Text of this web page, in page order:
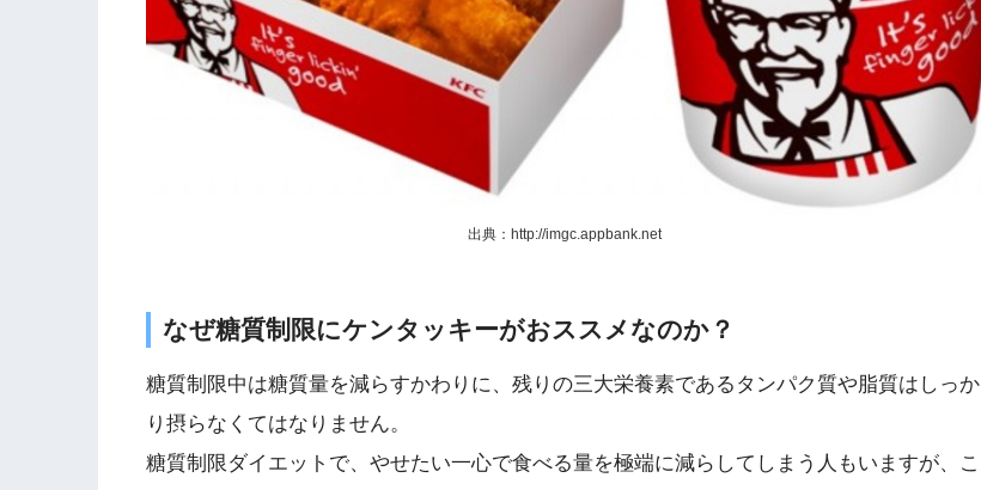
出典：http://imgc.appbank.net
なぜ糖質制限にケンタッキーがおススメなのか？
糖質制限中は糖質量を減らすかわりに、残りの三大栄養素であるタンパク質や脂質はしっか
り摂らなくてはなりません。
糖質制限ダイエットで、やせたい一心で食べる量を極端に減らしてしまう人もいますが、こ